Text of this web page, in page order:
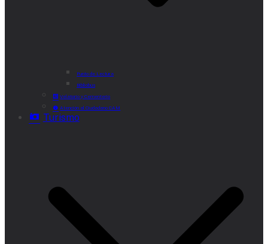
Punto de Lectura
Bibliobús
Velatorio y Cementerio
Atención al Ciudadano CAM
Turismo